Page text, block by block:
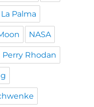
La Palma
NASA
Perry Rhodan